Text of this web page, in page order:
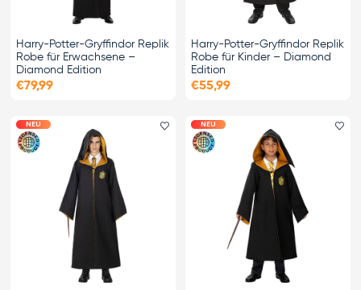
Harry-Potter-Gryffindor Replik
Robe für Erwachsene –
Diamond Edition
€79,99
Harry-Potter-Gryffindor Replik
Robe für Kinder – Diamond
Edition
€55,99
NEU Favorit hinzufügen
NEU